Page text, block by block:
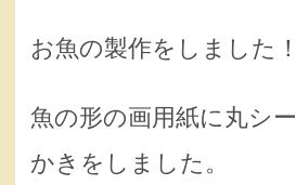
お魚の製作をしました！
魚の形の画用紙に丸シ
かきをしました。